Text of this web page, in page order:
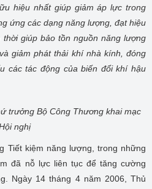
hiệu nhất giúp giảm áp lực trong
ứng các dạng năng lượng, đạt hiệu
giúp bảo tồn nguồn năng lượng
giảm phát thải khí nhà kính, đóng
các tác động của biến đổi khí hậu
trưởng Bộ Công Thương khai mạc
nghị
Tiết kiệm năng lượng, trong những
đã nỗ lực liên tục để tăng cường
Ngày 14 tháng 4 năm 2006, Thủ